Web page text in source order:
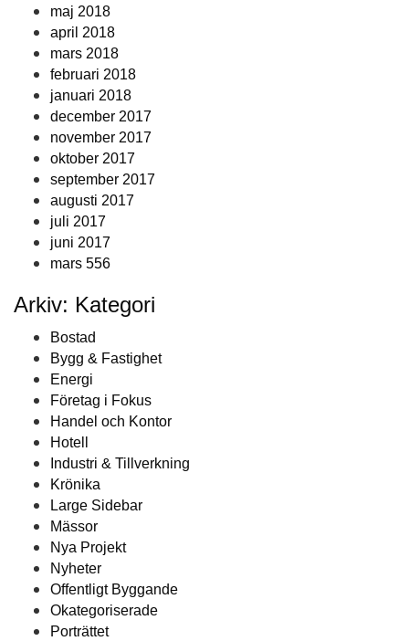
maj 2018
april 2018
mars 2018
februari 2018
januari 2018
december 2017
november 2017
oktober 2017
september 2017
augusti 2017
juli 2017
juni 2017
mars 556
Arkiv: Kategori
Bostad
Bygg & Fastighet
Energi
Företag i Fokus
Handel och Kontor
Hotell
Industri & Tillverkning
Krönika
Large Sidebar
Mässor
Nya Projekt
Nyheter
Offentligt Byggande
Okategoriserade
Porträttet